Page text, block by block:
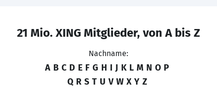
21 Mio. XING Mitglieder, von A bis Z
Nachname:
A B C D E F G H I J K L M N O P
Q R S T U V W X Y Z